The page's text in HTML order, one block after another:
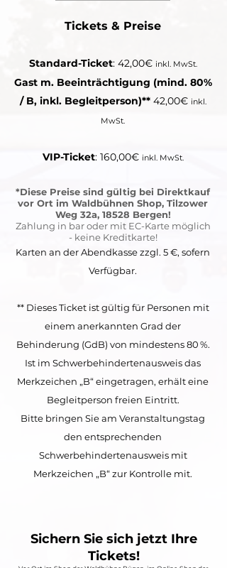
Tickets & Preise
Standard-Ticket: 42,00€ inkl. MwSt.
Gast m. Beeinträchtigung (mind. 80%
/ B, inkl. Begleitperson)**42,00€ inkl.
MwSt.
VIP-Ticket: 160,00€ inkl. MwSt.
*Diese Preise sind gültig bei Direktkauf
vor Ort im Waldbühnen Shop, Tilzower
Weg 32a, 18528 Bergen!
Zahlung in bar oder mit EC-Karte möglich
- keine Kreditkarte!
Karten an der Abendkasse zzgl. 5 €, sofern
Verfügbar.
** Dieses Ticket ist gültig für Personen mit
einem anerkannten Grad der
Behinderung (GdB) von mindestens 80 %.
Ist im Schwerbehindertenausweis das
Merkzeichen „B“ eingetragen, erhält eine
Begleitperson freien Eintritt.
Bitte bringen Sie am Veranstaltungstag
den entsprechenden
Schwerbehindertenausweis mit
Merkzeichen „B“ zur Kontrolle mit.
Sichern Sie sich jetzt Ihre
Tickets!